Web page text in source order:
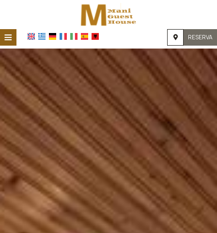
≡ RESERVA
HOGAR
UBICACIÓN
ALOJAMIENTO
INSTALACIONES
GALERÍA DE FOTOS